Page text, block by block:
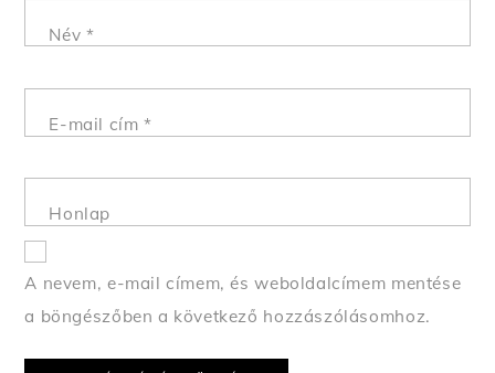
Név *
E-mail cím*
Honlap
A nevem, e-mail címem, és weboldalcímem mentése
a böngészőben a következő hozzászólásomhoz.